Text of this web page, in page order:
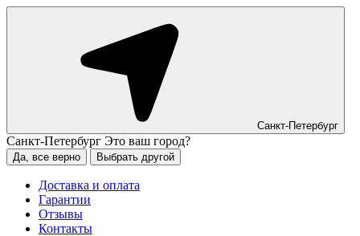
Санкт-Петербург
Санкт-Петербург Это ваш город?
Да, все верно Выбрать другой
Доставка и оплата
Гарантии
Отзывы
Контакты